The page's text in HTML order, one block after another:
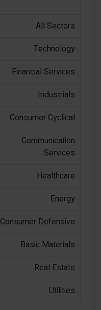
All Sectors
Technology
Financial Services
Industrials
Consumer Cyclical
Communication
Services
Healthcare
Energy
Consumer Defensive
Basic Materials
Real Estate
Utilities